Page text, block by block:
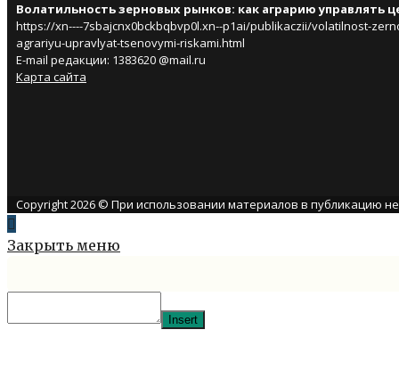
Волатильность зерновых рынков: как аграрию управлять
https://xn----7sbajcnx0bckbqbvp0l.xn--p1ai/publikaczii/volatilnost-
agrariyu-upravlyat-tsenovymi-riskami.html
E-mail редакции: 1383620 @mail.ru
Карта сайта
Copyright 2026 © При использовании материалов в публикацию
Закрыть меню
Insert